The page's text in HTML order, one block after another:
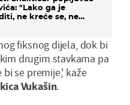
"Lako ga je
ne kreće se, ne
fiksnog dijela, dok bi
drugim stavkama pa
se premije,' kaže
Vukašin.